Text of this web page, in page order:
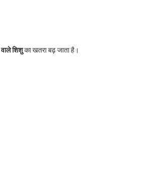
वालेशिशुका खतरा बढ़ जाता है।